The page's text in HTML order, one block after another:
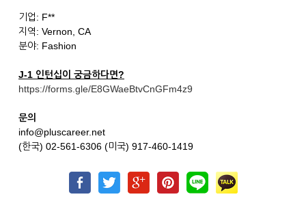
기업: F**
지역: Vernon, CA
분야: Fashion
J-1 인턴십이 궁금하다면?
https://forms.gle/E8GWaeBtvCnGFm4z9
문의
info@pluscareer.net
(한국) 02-561-6306 (미국) 917-460-1419